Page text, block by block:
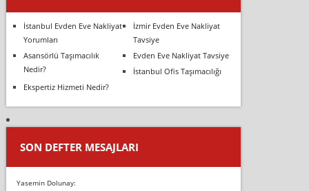
İstanbul Evden Eve Nakliyat
Yorumları
İzmir Evden Eve Nakliyat
Tavsiye
Asansörlü Taşımacılık
Nedir?
Evden Eve Nakliyat Tavsiye
İstanbul Ofis Taşımacılığı
Ekspertiz Hizmeti Nedir?
SON DEFTER MESAJLARI
Yasemin Dolunay: